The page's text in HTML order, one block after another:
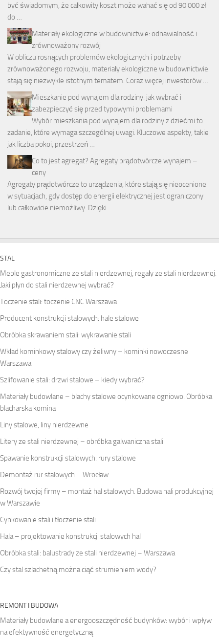
być świadomym, że całkowity koszt może wahać się od 90 000 zł
do …
Materiały ekologiczne w budownictwie: odnawialność i
zrównoważony rozwój
W obliczu rosnących problemów ekologicznych i potrzeby
zrównoważonego rozwoju, materiały ekologiczne w budownictwie
stają się niezwykle istotnym tematem. Coraz więcej inwestorów …
Mieszkanie pod wynajem dla rodziny: jak wybrać i
zabezpieczyć się przed typowymi problemami
Wybór mieszkania pod wynajem dla rodziny z dziećmi to
zadanie, które wymaga szczególnej uwagi. Kluczowe aspekty, takie
jak liczba pokoi, przestrzeń …
Co to jest agregat? Agregaty prądotwórcze wynajem –
ceny
Agregaty prądotwórcze to urządzenia, które stają się nieocenione
w sytuacjach, gdy dostęp do energii elektrycznej jest ograniczony
lub całkowicie niemożliwy. Dzięki …
STAL
Meble gastronomiczne ze stali nierdzewnej, regały ze stali nierdzewnej.
Jaki płyn do stali nierdzewnej wybrać?
Toczenie stali: toczenie CNC Warszawa
Producent konstrukcji stalowych: hale stalowe
Obróbka skrawaniem stali: wykrawanie stali
Wkład kominkowy stalowy czy żeliwny – kominki nowoczesne
Warszawa
Szlifowanie stali: drzwi stalowe – kiedy wybrać?
Materiały budowlane – blachy stalowe ocynkowane ogniowo. Obróbka
blacharska komina
Liny stalowe, liny nierdzewne
Litery ze stali nierdzewnej – obróbka galwaniczna stali
Spawanie konstrukcji stalowych: rury stalowe
Demontaż rur stalowych – Wrocław
Rozwój twojej firmy – montaż hal stalowych. Budowa hali produkcyjnej
w Warszawie
Cynkowanie stali i tłoczenie stali
Hala – projektowanie konstrukcji stalowych hal
Obróbka stali: balustrady ze stali nierdzewnej – Warszawa
Czy stal szlachetną można ciąć strumieniem wody?
REMONT I BUDOWA
Materiały budowlane a energooszczędność budynków: wybór i wpływ
na efektywność energetyczną